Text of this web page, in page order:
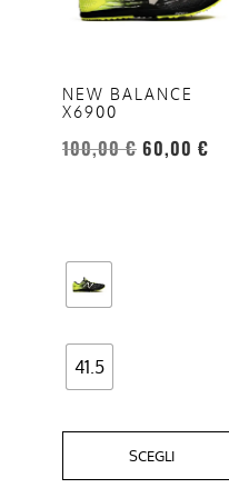
NEW BALANCE
X6900
100,00€ 60,00 €
41.5
SCEGLI
varianti.
opzioni
possono
essere
del
prodotto